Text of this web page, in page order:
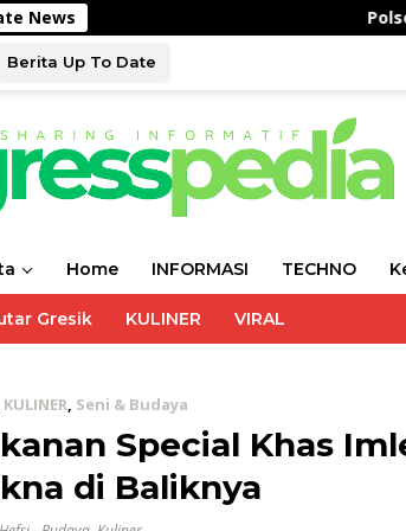
News Polsek
Berita Up To Date
Home INFORMASI TECHNO
Gresik KULINER VIRAL
KULINER, Seni & Budaya
Special Khas
di Baliknya